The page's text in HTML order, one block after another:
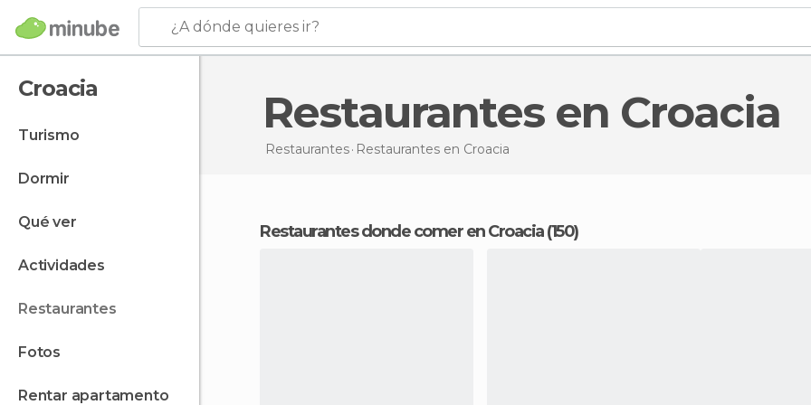
¿A dónde quieres ir?
Croacia
turismo
dormir
qué ver
actividades
restaurantes
fotos
rentar apartamento
Restaurantes en Croacia
Restaurantes Restaurantes en Croacia
Restaurantes donde comer en Croacia (150)